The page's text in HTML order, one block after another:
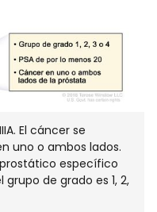
El cáncer se
uno o ambos lados.
específico
de grado es 1, 2,